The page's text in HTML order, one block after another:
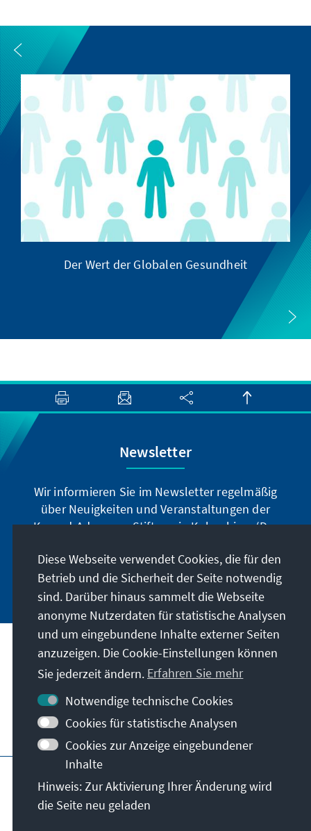
Der Wert der Globalen Gesundheit
Newsletter
Wir informieren Sie im Newsletter regelmäßig
über Neuigkeiten und Veranstaltungen der
Konrad-Adenauer-Stiftung in Kolumbien. (Der
Jetzt abonnieren
Anschrift
Kontakt
Besuchen Sie auch
Hauptseite der KAS
Nutzungsbedingungen
Erklärung zur Barrierefreiheit
Diese Webseite verwendet Cookies, die für den
Betrieb und die Sicherheit der Seite notwendig
sind. Darüber hinaus sammelt die Webseite
anonyme Nutzerdaten für statistische Analysen
und um eingebundene Inhalte externer Seiten
anzuzeigen. Die Cookie-Einstellungen können
Sie jederzeit ändern. Erfahren Sie mehr
Notwendige technische Cookies
Cookies für statistische Analysen
Cookies zur Anzeige eingebundener
Inhalte
Hinweis: Zur Aktivierung Ihrer Änderung wird
die Seite neu geladen